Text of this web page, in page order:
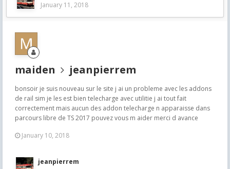
January 11, 2018
maiden jeanpierrem
bonsoir je suis nouveau sur le site j ai un probleme avec les addons
de rail sim je les est bien telecharge avec utilitie j ai tout fait
correctement mais aucun des addon telecharge n apparaisse dans
parcours libre de TS 2017 pouvez vous m aider merci d avance
January 10, 2018
jeanpierrem